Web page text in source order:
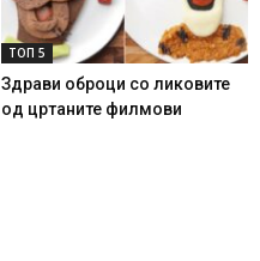
ТОП 5
Здрави оброци со ликовите
од цртаните филмови